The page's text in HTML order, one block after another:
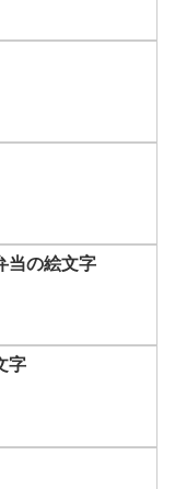
当の絵文字
字